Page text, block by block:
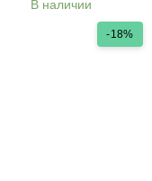
В наличии
-18%